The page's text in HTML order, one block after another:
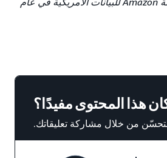
هذا المحتوى مفيدًا؟
من خلال مشاركة تعليقاتك.